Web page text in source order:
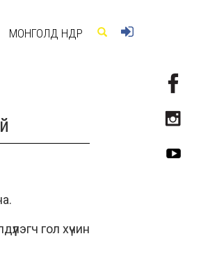
МОНГОЛД ӨНӨӨДӨР
гол хүчин